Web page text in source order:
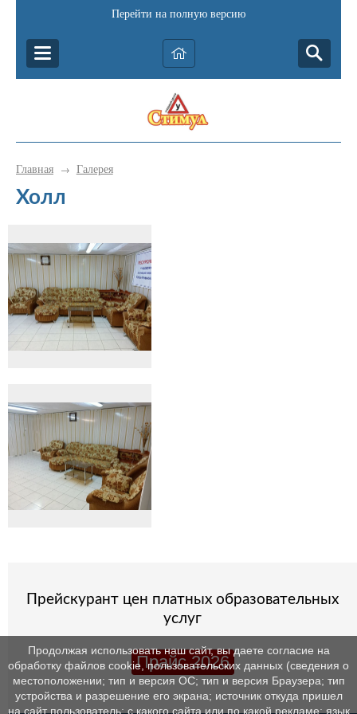
Перейти на полную версию
Главная → Галерея
Холл
Прейскурант цен платных образовательных
услуг
Прайс 2026
Продолжая использовать наш сайт, вы даете согласие на
обработку файлов cookie, пользовательских данных (сведения о
местоположении; тип и версия ОС; тип и версия Браузера; тип
устройства и разрешение его экрана; источник откуда пришел
на сайт пользователь; с какого сайта или по какой рекламе; язык